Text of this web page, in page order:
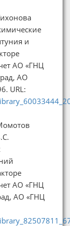
и
АО «ГНЦ
АО
URL:
АО «ГНЦ
АО «ГНЦ